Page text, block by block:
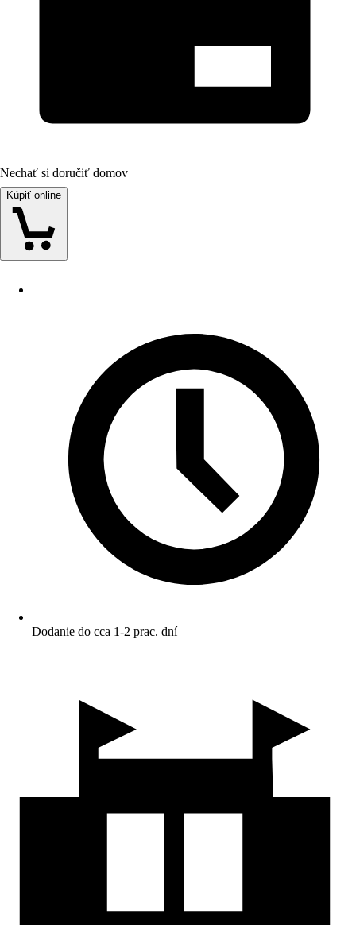
Nechať si doručiť domov
Kúpiť online
Dodanie do cca 1-2 prac. dní